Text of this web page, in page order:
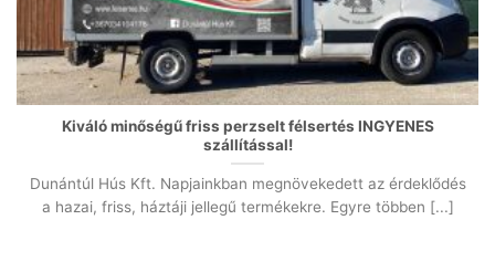
Kiváló minőségű friss perzselt félsertés INGYENES
szállítással!
Dunántúl Hús Kft. Napjainkban megnövekedett az érdeklődés
a hazai, friss, háztáji jellegű termékekre. Egyre többen [...]